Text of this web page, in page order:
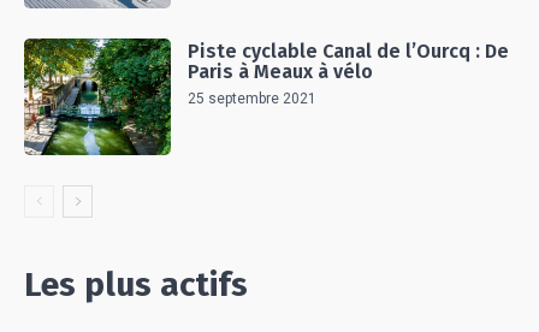
Piste cyclable Canal de l’Ourcq : De
Paris à Meaux à vélo
25 septembre 2021
Les plus actifs